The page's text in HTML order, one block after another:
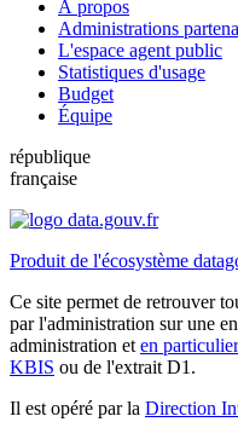
À propos
Administrations
L'espace agent public
Statistiques d'usage
Budget
Équipe
république
française
Produit de l'écosystème
Ce site permet de retrouver
par l'administration sur une
administration et en
KBIS ou de l'extrait D1.
Il est opéré par la Direction